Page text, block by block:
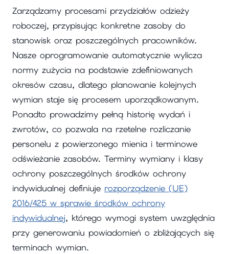
Zarządzamy procesami przydziałów odzieży
roboczej, przypisując konkretne zasoby do
stanowisk oraz poszczególnych pracowników.
Nasze oprogramowanie automatycznie wylicza
normy zużycia na podstawie zdefiniowanych
okresów czasu, dlatego planowanie kolejnych
wymian staje się procesem uporządkowanym.
Ponadto prowadzimy pełną historię wydań i
zwrotów, co pozwala na rzetelne rozliczanie
personelu z powierzonego mienia i terminowe
odświeżanie zasobów. Terminy wymiany i klasy
ochrony poszczególnych środków ochrony
indywidualnej definiuje rozporządzenie (UE)
2016/425 w sprawie środków ochrony
indywidualnej, którego wymogi system uwzględnia
przy generowaniu powiadomień o zbliżających się
terminach wymian.